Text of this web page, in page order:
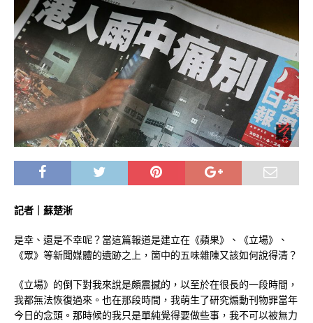
記者｜蘇楚淅
是幸、還是不幸呢？當這篇報道是建立在《蘋果》、《立場》、
《眾》等新聞媒體的遺跡之上，箇中的五味雜陳又該如何說得清？
《立場》的倒下對我來說是頗震撼的，以至於在很長的一段時間，
我都無法恢復過來。也在那段時間，我萌生了研究煽動刊物罪當年
今日的念頭。那時候的我只是單純覺得要做些事，我不可以被無力